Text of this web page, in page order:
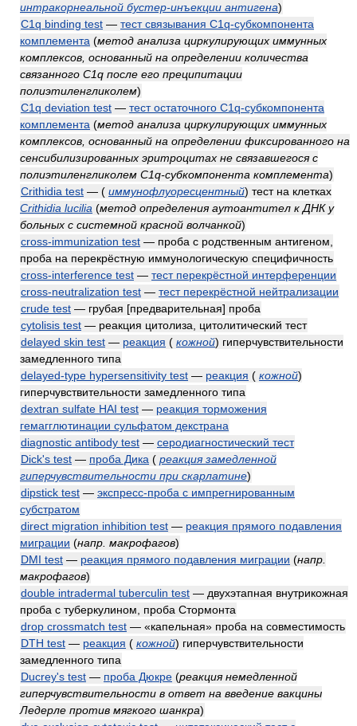
интракорнеальной бустер-инъекции антигена)
C1q binding test — тест связывания C1q-субкомпонента
комплемента (метод анализа циркулирующих иммунных
комплексов, основанный на определении количества
связанного C1q после его преципитации
полиэтиленгликолем)
C1q deviation test — тест остаточного C1q-субкомпонента
комплемента (метод анализа циркулирующих иммунных
комплексов, основанный на определении фиксированного на
сенсибилизированных эритроцитах не связавшегося с
полиэтиленгликолем C1q-субкомпонента комплемента)
Crithidia test — ( иммунофлуоресцентный) тест на клетках
Crithidia lucilia (метод определения аутоантител к ДНК у
больных с системной красной волчанкой)
cross-immunization test — проба с родственным антигеном,
проба на перекрёстную иммунологическую специфичность
cross-interference test — тест перекрёстной интерференции
cross-neutralization test — тест перекрёстной нейтрализации
crude test — грубая [предварительная] проба
cytolisis test — реакция цитолиза, цитолитический тест
delayed skin test — реакция ( кожной) гиперчувствительности
замедленного типа
delayed-type hypersensitivity test — реакция ( кожной)
гиперчувствительности замедленного типа
dextran sulfate HAI test — реакция торможения
гемагглютинации сульфатом декстрана
diagnostic antibody test — серодиагностический тест
Dick's test — проба Дика ( реакция замедленной
гиперчувствительности при скарлатине)
dipstick test — экспресс-проба с импрегнированным
субстратом
direct migration inhibition test — реакция прямого подавления
миграции (напр. макрофагов)
DMI test — реакция прямого подавления миграции (напр.
макрофагов)
double intradermal tuberculin test — двухэтапная внутрикожная
проба с туберкулином, проба Стормонта
drop crossmatch test — «капельная» проба на совместимость
DTH test — реакция ( кожной) гиперчувствительности
замедленного типа
Ducrey's test — проба Дюкре (реакция немедленной
гиперчувствительности в ответ на введение вакцины
Ледерле против мягкого шанкра)